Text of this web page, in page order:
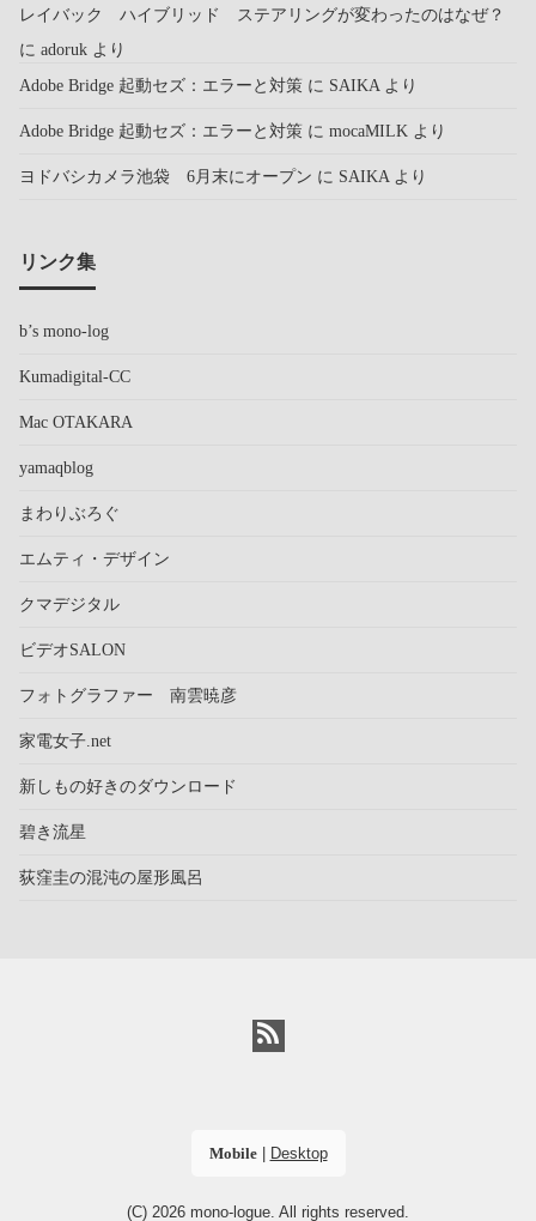
レイバック ハイブリッド ステアリングが変わったのはなぜ？
に adoruk より
Adobe Bridge 起動セズ：エラーと対策 に SAIKA より
Adobe Bridge 起動セズ：エラーと対策 に mocaMILK より
ヨドバシカメラ池袋 6月末にオープン に SAIKA より
リンク集
b’s mono-log
Kumadigital-CC
Mac OTAKARA
yamaqblog
まわりぶろぐ
エムティ・デザイン
クマデジタル
ビデオSALON
フォトグラファー 南雲暁彦
家電女子.net
新しもの好きのダウンロード
碧き流星
荻窪圭の混沌の屋形風呂
Mobile| Desktop
(C) 2026 mono-logue. All rights reserved.